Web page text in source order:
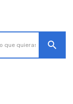
search